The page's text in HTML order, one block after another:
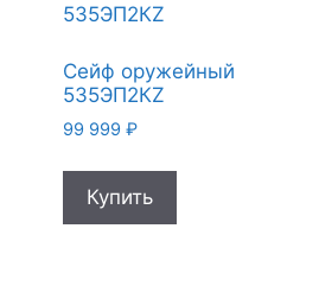
Сейф оружейный
535ЭП2КZ
99 999 ₽
Купить